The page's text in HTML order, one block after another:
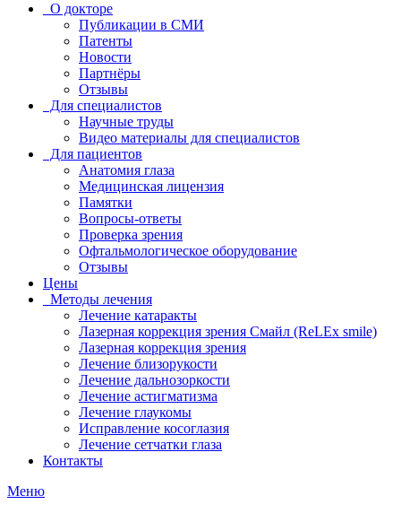
О докторе
Публикации в СМИ
Патенты
Новости
Партнёры
Отзывы
Для специалистов
Научные труды
Видео материалы для специалистов
Для пациентов
Анатомия глаза
Медицинская лицензия
Памятки
Вопросы-ответы
Проверка зрения
Офтальмологическое оборудование
Отзывы
Цены
Методы лечения
Лечение катаракты
Лазерная коррекция зрения Смайл (ReLEx smile)
Лазерная коррекция зрения
Лечение близорукости
Лечение дальнозоркости
Лечение астигматизма
Лечение глаукомы
Исправление косоглазия
Лечение сетчатки глаза
Контакты
Меню